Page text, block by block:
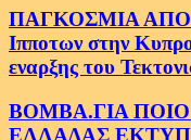
ΠΑΓΚΟΣΜΙΑ
Ιπποτων στην
εναρξης του
ΒΟΜΒΑ.ΓΙΑ
ΕΛΛΑΔΑΣ